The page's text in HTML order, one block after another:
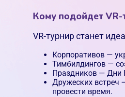
Кому подойдет VR-
VR-турнир станет
Корпоративов —
Тимбилдингов —
Праздников — Дни
Дружеских встреч
провести время.